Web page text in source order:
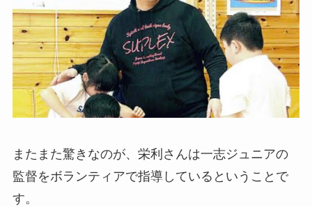
またまた驚きなのが、栄利さんは一志ジュニアの
監督をボランティアで指導しているということで
す。